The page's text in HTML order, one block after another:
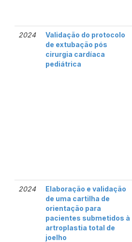
2024
Validação do protocolo
de extubação pós
cirurgia cardíaca
pediátrica
2024
Elaboração e validação
de uma cartilha de
orientação para
pacientes submetidos à
artroplastia total de
joelho